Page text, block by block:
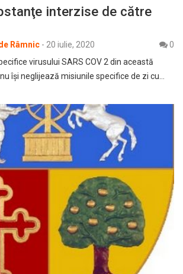
interzise de către
Râmnic - 20 iulie, 2020
0
virusului SARS COV 2 din această
îşi neglijează misiunile specifice de zi cu…